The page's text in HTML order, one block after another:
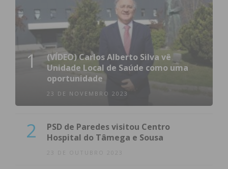
1
(VÍDEO) Carlos Alberto Silva vê
Unidade Local de Saúde como uma
oportunidade
23 DE NOVEMBRO 2023
2
PSD de Paredes visitou Centro
Hospital do Tâmega e Sousa
23 DE OUTUBRO 2023